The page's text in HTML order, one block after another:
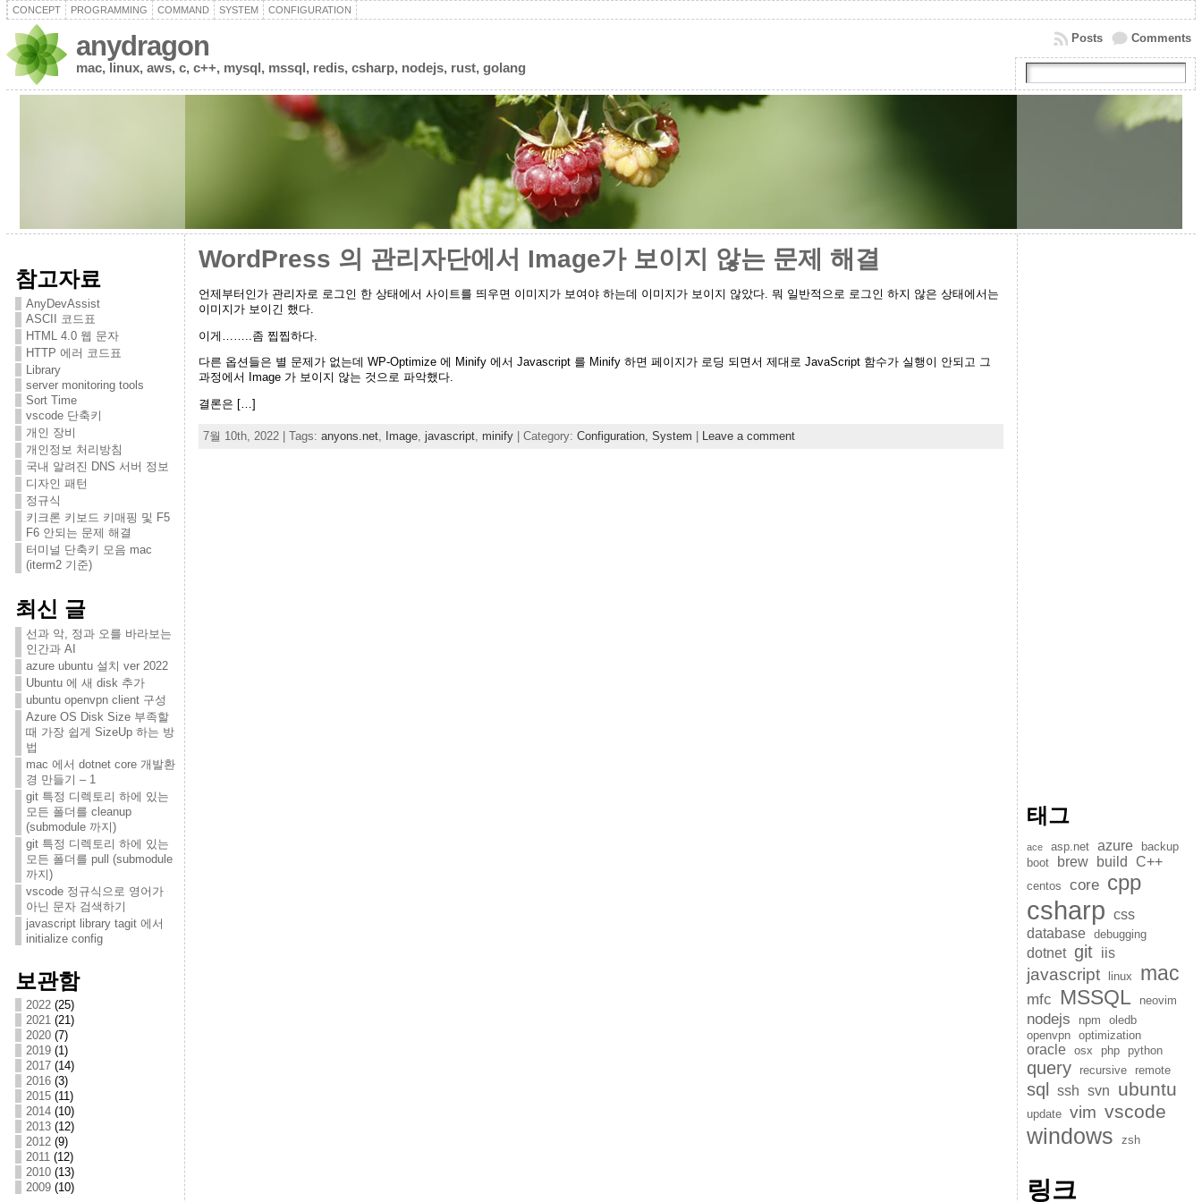
CONCEPT PROGRAMMING COMMAND SYSTEM CONFIGURATION
anydragon
mac, linux, aws, c, c++, mysql, mssql, redis, csharp, nodejs, rust, golang
Comments
Posts
참고자료
AnyDevAssist
ASCII 코드표
HTML 4.0 웹 문자
HTTP 에러 코드표
Library
server monitoring tools
Sort Time
vscode 단축키
개인 장비
개인정보 처리방침
국내 알려진 DNS 서버 정보
디자인 패턴
정규식
키크론 키보드 키매핑 및 F5
F6 안되는 문제 해결
터미널 단축키 모음 mac
(iterm2 기준)
최신 글
선과 악, 정과 오를 바라보는
인간과 AI
azure ubuntu 설치 ver 2022
Ubuntu 에 새 disk 추가
ubuntu openvpn client 구성
Azure OS Disk Size 부족할
때 가장 쉽게 SizeUp 하는 방
법
mac 에서 dotnet core 개발환
경 만들기 – 1
git 특정 디렉토리 하에 있는
모든 폴더를 cleanup
(submodule 까지)
git 특정 디렉토리 하에 있는
모든 폴더를 pull (submodule
까지)
vscode 정규식으로 영어가
아닌 문자 검색하기
javascript library tagit 에서
initialize config
보관함
2022(25)
2021(21)
2020(7)
2019(1)
2017(14)
2016(3)
2015(11)
2014(10)
2013(12)
2012(9)
2011(12)
2010(13)
2009(10)
WordPress 의 관리자단에서 Image가 보이지 않는 문제 해결
언제부터인가 관리자로 로그인 한 상태에서 사이트를 띄우면 이미지가 보여야 하는데 이미지가 보이지 않았다. 뭐 일반적으로 로그인 하지 않은 상태에서는
이미지가 보이긴 했다.
이게……..좀 찝찝하다.
다른 옵션들은 별 문제가 없는데 WP-Optimize 에 Minify 에서 Javascript 를 Minify 하면 페이지가 로딩 되면서 제대로 JavaScript 함수가 실행이 안되고 그
과정에서 Image 가 보이지 않는 것으로 파악했다.
결론은 […]
7월 10th, 2022 | Tags: anyons.net, Image, javascript, minify| Category: Configuration, System Leave a comment
태그
ace asp.net azure
backup
boot
brew build C++
centos core cpp
csharp css
database
debugging
dotnet git iis
javascript linux mac
mfc MSSQL neovim
nodejs npm
oledb
openvpn
optimization
oracle osx php python
query recursive remote
sql ssh svn ubuntu
update vim vscode
windows zsh
링크